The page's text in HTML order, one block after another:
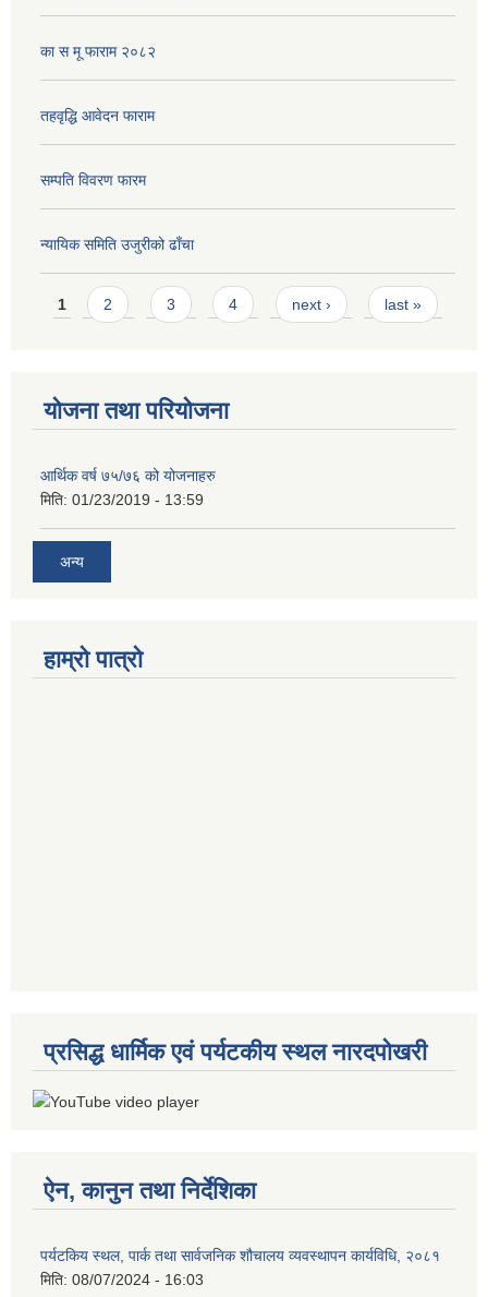
का स मू फाराम २०८२
तहवृद्धि आवेदन फाराम
सम्पति विवरण फारम
न्यायिक समिति उजुरीको ढाँचा
Pages
1 2 3 4 next › last »
योजना तथा परियोजना
आर्थिक वर्ष ७५/७६ को योजनाहरु
मिति: 01/23/2019 - 13:59
अन्य
हाम्रो पात्रो
प्रसिद्ध धार्मिक एवं पर्यटकीय स्थल नारदपोखरी
ऐन, कानुन तथा निर्देशिका
पर्यटकिय स्थल, पार्क तथा सार्वजनिक शौचालय व्यवस्थापन कार्यविधि, २०८१
मिति: 08/07/2024 - 16:03